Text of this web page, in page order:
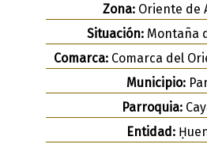
Zona: Oriente de
Situación:Montaña
Comarca: Comarca del
Municipio:
Parroquia:
Entidad: